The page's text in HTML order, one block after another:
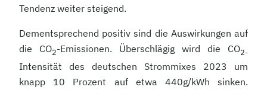
Tendenz weiter steigend.
Dementsprechend positiv sind die Auswirkungen auf
die CO2-Emissionen. Überschlägig wird die CO2-
Intensität des deutschen Strommixes 2023 um
knapp 10 Prozent auf etwa 440g/kWh sinken.